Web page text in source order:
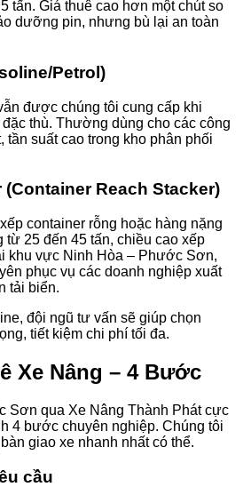
tấn. Giá thuê cao hơn một chút so
dưỡng pin, nhưng bù lại an toàn
Petrol)
được chúng tôi cung cấp khi
thù. Thường dùng cho các công
tần suất cao trong kho phân phối
Reach Stacker)
container rỗng hoặc hàng nặng
từ 25 đến 45 tấn, chiều cao xếp
khu vực Ninh Hòa – Phước Sơn,
phục vụ các doanh nghiệp xuất
tải biển.
đội ngũ tư vấn sẽ giúp chọn
tiết kiệm chi phí tối đa.
Xe Nâng – 4 Bước
Sơn qua Xe Nâng Thành Phát cực
4 bước chuyên nghiệp. Chúng tôi
giao xe nhanh nhất có thể.
cầu